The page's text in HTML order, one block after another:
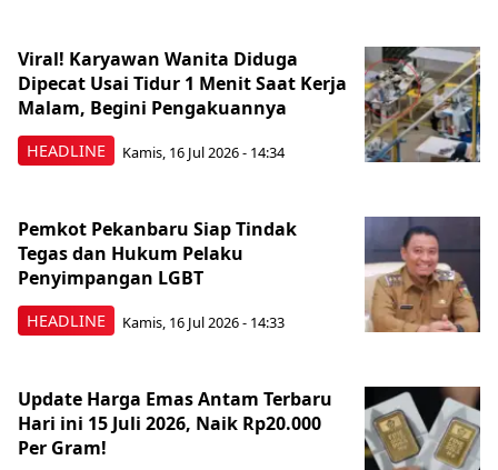
HEADLINE
Viral! Karyawan Wanita Diduga
Dipecat Usai Tidur 1 Menit Saat Kerja
Malam, Begini Pengakuannya
Kamis, 16 Jul 2026 - 14:34
HEADLINE
Pemkot Pekanbaru Siap Tindak
Tegas dan Hukum Pelaku
Penyimpangan LGBT
Kamis, 16 Jul 2026 - 14:33
Update Harga Emas Antam Terbaru
Hari ini 15 Juli 2026, Naik Rp20.000
Per Gram!